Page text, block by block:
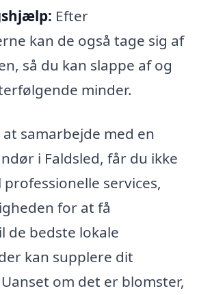
Efter
kan de også tage sig af
så du kan slappe af og
minder.
samarbejde med en
i Faldsled, får du ikke
services,
for at få
de bedste lokale
kan supplere dit
om det er blomster,